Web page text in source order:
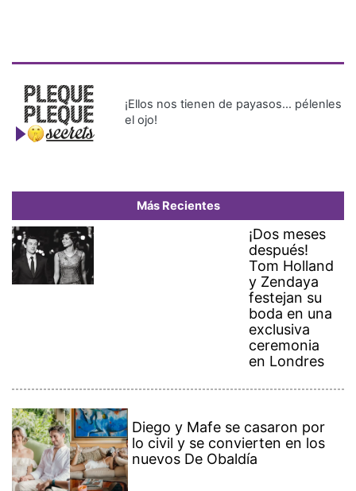
¡Ellos nos tienen de payasos… pélenles
el ojo!
Más Recientes
¡Dos meses
después!
Tom Holland
y Zendaya
festejan su
boda en una
exclusiva
ceremonia
en Londres
Diego y Mafe se casaron por
lo civil y se convierten en los
nuevos De Obaldía